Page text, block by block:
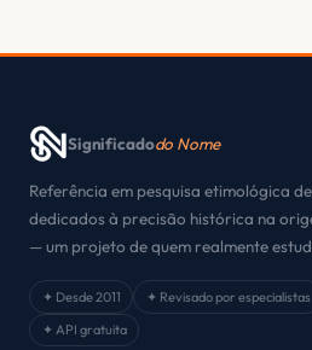
Significadodo Nome
Referência em pesquisa etimológica
dedicados à precisão histórica na
— um projeto de quem realmente
✦ Desde 2011 ✦ Revisado por especialistas
✦ API gratuita